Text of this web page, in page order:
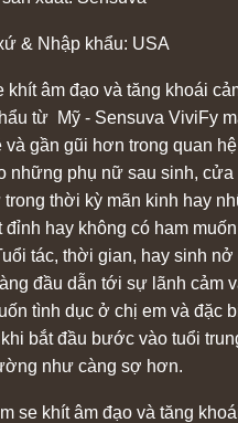
& Nhập khẩu: USA
khít âm đạo và tăng khoái
từ Mỹ - Sensuva ViviFy
và gần gũi hơn trong quan
những phụ nữ sau sinh, cửa
trong thời kỳ mãn kinh hay
đỉnh hay không có ham
tác, thời gian, hay sinh nở
đầu dẫn tới sự lãnh cảm
tình dục ở chị em và đặc
bắt đầu bước vào tuổi
như càng sợ hơn.
se khít âm đạo và tăng